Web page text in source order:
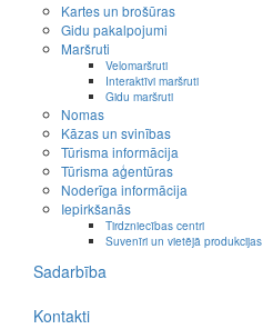
Kartes un brošūras
Gidu pakalpojumi
Maršruti
Velomaršruti
Interaktīvi maršruti
Gidu maršruti
Nomas
Kāzas un svinības
Tūrisma informācija
Tūrisma aģentūras
Noderīga informācija
Iepirkšanās
Tirdzniecības centri
Suvenīri un vietējā produkcijas
Sadarbība
Kontakti